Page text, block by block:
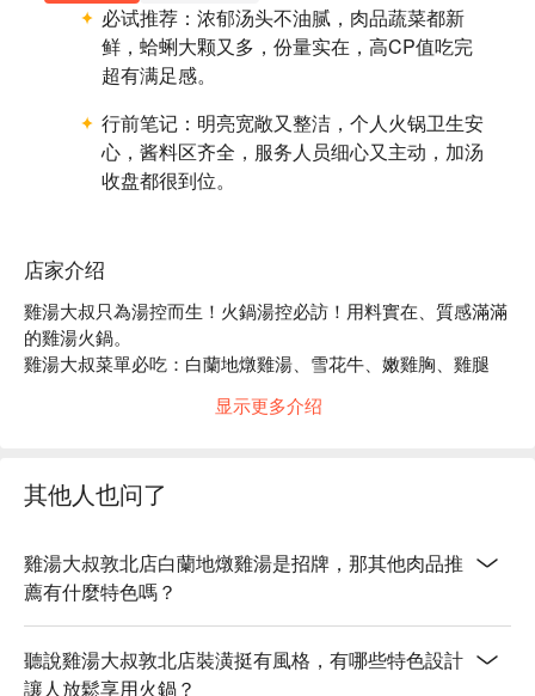
必试推荐： 浓郁汤头不油腻，肉品蔬菜都新
鲜，蛤蜊大颗又多，份量实在，高CP值吃完
超有满足感。
行前笔记： 明亮宽敞又整洁，个人火锅卫生安
心，酱料区齐全，服务人员细心又主动，加汤
收盘都很到位。
店家介绍
雞湯大叔只為湯控而生！火鍋湯控必訪！用料實在、質感滿滿
的雞湯火鍋。
雞湯大叔菜單必吃：白蘭地燉雞湯、雪花牛、嫩雞胸、雞腿
雞湯大叔評價：Google 4.5 星超高評價
雞湯大叔訂位、雞湯大叔優惠資訊立刻查看⬇︎
显示更多介绍
其他人也问了
雞湯大叔敦北店白蘭地燉雞湯是招牌，那其他肉品推
薦有什麼特色嗎？
聽說雞湯大叔敦北店裝潢挺有風格，有哪些特色設計
讓人放鬆享用火鍋？